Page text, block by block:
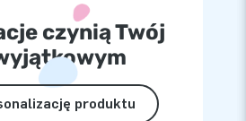
czynią Twój
produktu